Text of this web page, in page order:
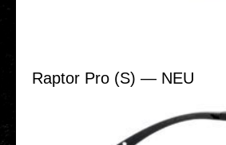
Raptor Pro (S) — NEU